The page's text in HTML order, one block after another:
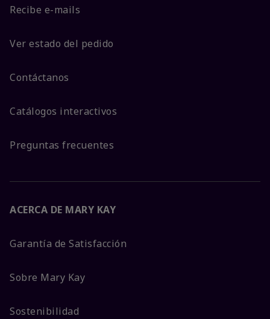
Recibe e-mails
Ver estado del pedido
Contáctanos
Catálogos interactivos
Preguntas frecuentes
ACERCA DE MARY KAY
Garantía de Satisfacción
Sobre Mary Kay
Sostenibilidad